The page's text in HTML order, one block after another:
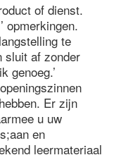
of dienst.
opmerkingen.
te
sluit af zonder
genoeg.’
Er zijn
u uw
en
leermateriaal